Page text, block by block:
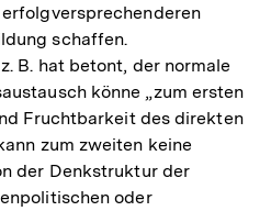
schaffen.
B. hat betont, der normale
könne „zum ersten
Fruchtbarkeit des direkten
zum zweiten keine
der Denkstruktur der
oder